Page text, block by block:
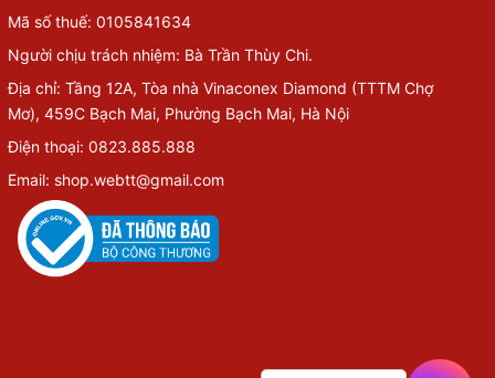
Mã số thuế: 0105841634
Người chịu trách nhiệm: Bà Trần Thùy Chi.
Địa chỉ: Tầng 12A, Tòa nhà Vinaconex Diamond (TTTM Chợ
Mơ), 459C Bạch Mai, Phường Bạch Mai, Hà Nội
Điện thoại: 0823.885.888
Email: shop.webtt@gmail.com